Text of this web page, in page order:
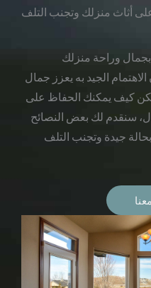
أثاث منزلك وتجنب التلف
بجمال وراحة منزلك
الجيد به يعزز جمال
كيف يمكنك الحفاظ على
سنقدم لك بعض النصائح